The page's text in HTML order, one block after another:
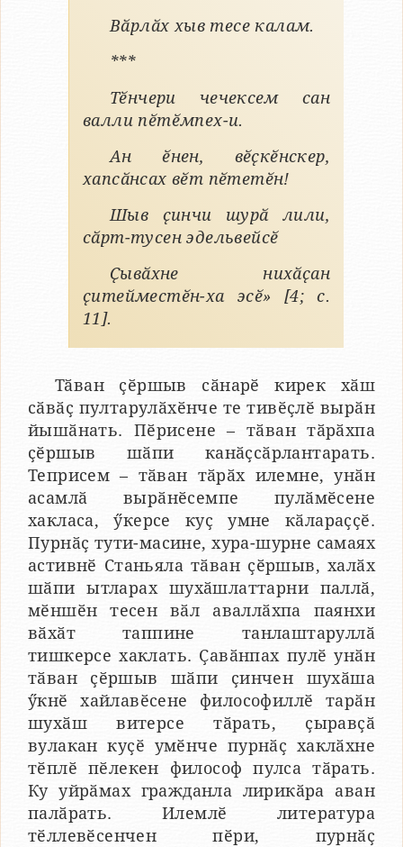
Вӑрлӑх хыв тесе калам.
***
Тӗнчери чечексем сан
валли пӗтӗмпех-и.
Ан ӗнен, вӗҫкӗнскер,
хапсӑнсах вӗт пӗтетӗн!
Шыв ҫинчи шурӑ лили,
сӑрт-тусен эдельвейсӗ
Ҫывӑхне нихӑҫан
ҫитейместӗн-ха эсӗ» [4; с.
11].
Тӑван ҫӗршыв сӑнарӗ кирек хӑш
сӑвӑҫ пултарулӑхӗнче те тивӗҫлӗ вырӑн
йышӑнать. Пӗрисене – тӑван тӑрӑхпа
ҫӗршыв шӑпи канӑҫсӑрлантарать.
Теприсем – тӑван тӑрӑх илемне, унӑн
асамлӑ вырӑнӗсемпе пулӑмӗсене
хакласа, ӳкерсе куҫ умне кӑлараҫҫӗ.
Пурнӑҫ тути-масине, хура-шурне самаях
астивнӗ Станьяла тӑван ҫӗршыв, халӑх
шӑпи ытларах шухӑшлаттарни паллӑ,
мӗншӗн тесен вӑл аваллӑхпа паянхи
вӑхӑт таппине танлаштаруллӑ
тишкерсе хаклать. Ҫавӑнпах пулӗ унӑн
тӑван ҫӗршыв шӑпи ҫинчен шухӑша
ӳкнӗ хайлавӗсене философиллӗ тарӑн
шухӑш витерсе тӑрать, ҫыравҫӑ
вулакан куҫӗ умӗнче пурнӑҫ хаклӑхне
тӗплӗ пӗлекен философ пулса тӑрать.
Ку уйрӑмах гражданла лирикӑра аван
палӑрать. Илемлӗ литература
тӗллевӗсенчен пӗри, пурнӑҫ